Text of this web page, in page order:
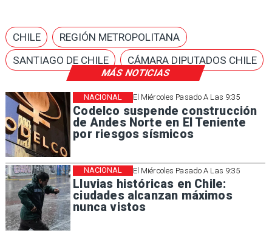
MÁS NOTICIAS
El Miércoles Pasado A Las 9:35
Codelco suspende construcción
de Andes Norte en El Teniente
por riesgos sísmicos
NACIONAL
El Miércoles Pasado A Las 9:35
Lluvias históricas en Chile:
ciudades alcanzan máximos
nunca vistos
NACIONAL
CHILE
REGIÓN METROPOLITANA
SANTIAGO DE CHILE
CÁMARA DIPUTADOS CHILE